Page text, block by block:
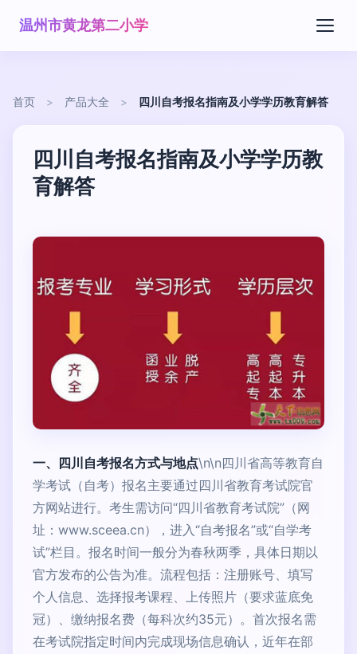
温州市黄龙第二小学
首页 > 产品大全 > 四川自考报名指南及小学学历教育解答
四川自考报名指南及小学学历教
育解答
一、四川自考报名方式与地点\n\n四川省高等教育自
学考试（自考）报名主要通过四川省教育考试院官
方网站进行。考生需访问“四川省教育考试院”（网
址：www.sceea.cn），进入“自考报名”或“自学考
试”栏目。报名时间一般分为春秋两季，具体日期以
官方发布的公告为准。流程包括：注册账号、填写
个人信息、选择报考课程、上传照片（要求蓝底免
冠）、缴纳报名费（每科次约35元）。首次报名需
在考试院指定时间内完成现场信息确认，近年在部